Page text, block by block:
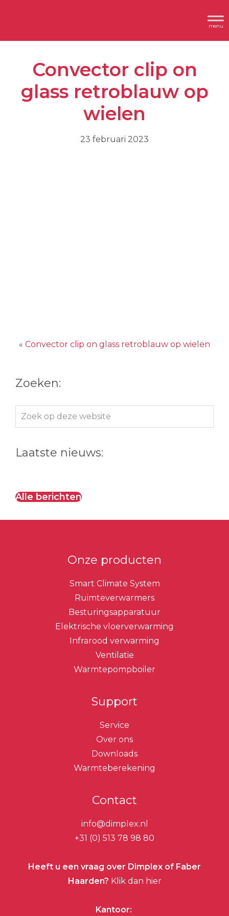
inhoud
Header
Rechts
Convector clip on
glass retroblauw op
wielen
23 februari 2023
« Convector clip on glass retroblauw op wielen
Zoeken:
Zoek
op
website
Laatste nieuws:
Alle berichten
Onze producten
Smart Climate System
Ruimteverwarmers
Besturingsapparatuur
Elektrische vloerverwarming
Infrarood verwarming
Ventilatie
Warmtepompboiler
Support
Service
Over ons
Downloads
Warmteberekening
Contact
info@dimplex.nl
+31 (0) 513 78 98 80
Heeft u een vraag over Dimplex of Faber
Haarden? Klik dan hier
Kantoor: